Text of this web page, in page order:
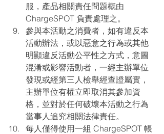
服，產品相關責任問題概由
ChargeSPOT 負責處理之。
參與本活動之消費者，如有違反本
活動辦法，或以惡意之行為或其他
明顯違反活動公平性之方式，意圖
混淆或影響活動者，一經主辦單位
發現或經第三人檢舉經查證屬實，
主辦單位有權立即取消其參加資
格，並對於任何破壞本活動之行為
當事人追究相關法律責任。
每人僅得使用一組 ChargeSPOT 帳